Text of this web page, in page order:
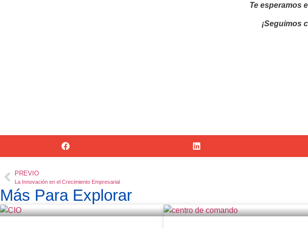
Te esperamos
¡Seguimos
PREVIO
La Innovación en el Crecimiento Empresarial
Más Para Explorar